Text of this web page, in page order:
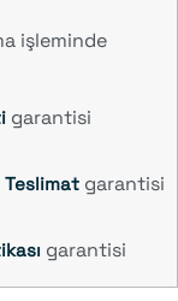
işleminde
garantisi
Teslimat garantisi
garantisi